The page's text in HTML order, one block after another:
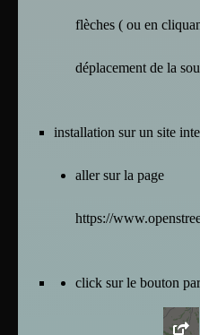
flèches ( ou en
déplacement de la
installation sur un site
aller sur la page
https://
click sur le bouton